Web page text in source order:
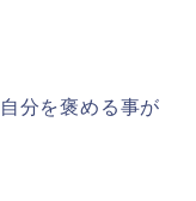
分を褒める事が